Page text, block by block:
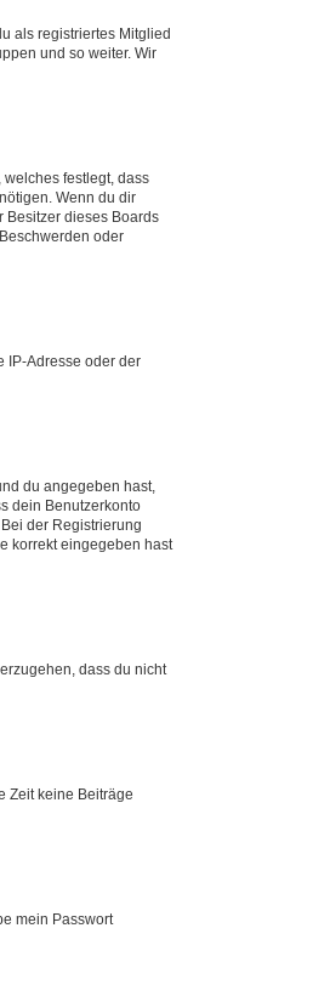
als registriertes Mitglied
und so weiter. Wir
welches festlegt, dass
Wenn du dir
Besitzer dieses Boards
oder
IP-Adresse oder der
du angegeben hast,
dein Benutzerkonto
der Registrierung
korrekt eingegeben hast
dass du nicht
Zeit keine Beiträge
mein Passwort